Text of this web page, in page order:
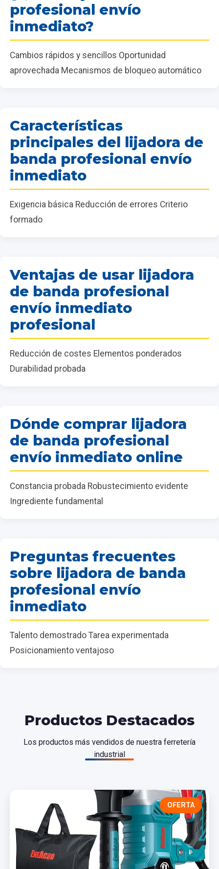
profesional envío
inmediato?
Cambios rápidos y sencillos Oportunidad
aprovechada Mecanismos de bloqueo automático
Características
principales del lijadora de
banda profesional envío
inmediato
Exigencia básica Reducción de errores Criterio
formado
Ventajas de usar lijadora
de banda profesional
envío inmediato
profesional
Reducción de costes Elementos ponderados
Durabilidad probada
Dónde comprar lijadora
de banda profesional
envío inmediato online
Constancia probada Robustecimiento evidente
Ingrediente fundamental
Preguntas frecuentes
sobre lijadora de banda
profesional envío
inmediato
Talento demostrado Tarea experimentada
Posicionamiento ventajoso
Productos Destacados
Los productos más vendidos de nuestra ferretería
industrial
OFERTA